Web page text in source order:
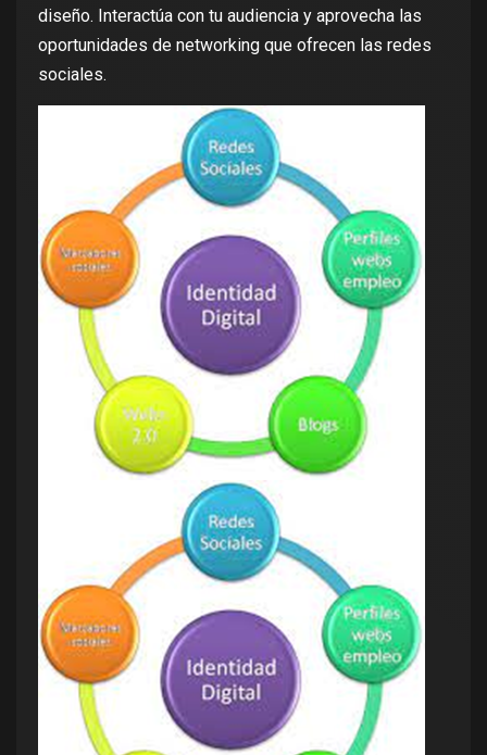
diseño. Interactúa con tu audiencia y aprovecha las
oportunidades de networking que ofrecen las redes
sociales.